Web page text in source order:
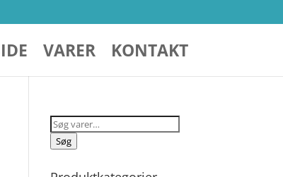
VARER KONTAKT
Søg
efter:
Søg